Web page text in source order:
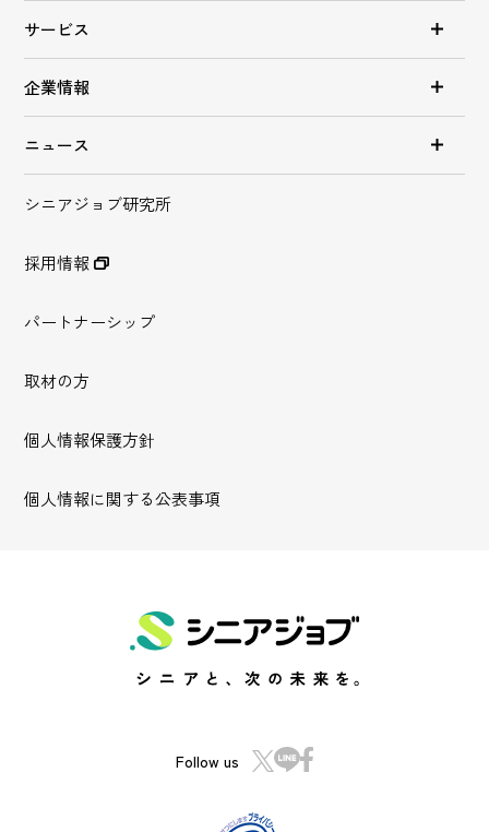
サービス
企業情報
ニュース
シニアジョブ研究所
採用情報
パートナーシップ
取材の方
個人情報保護方針
個人情報に関する公表事項
Follow us